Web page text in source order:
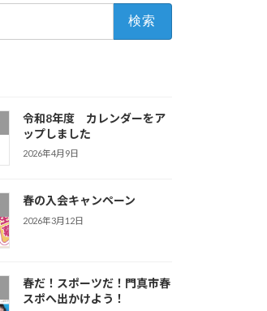
令和8年度 カレンダーをア
ップしました
2026年4月9日
春の入会キャンペーン
2026年3月12日
春だ！スポーツだ！門真市春
スポへ出かけよう！